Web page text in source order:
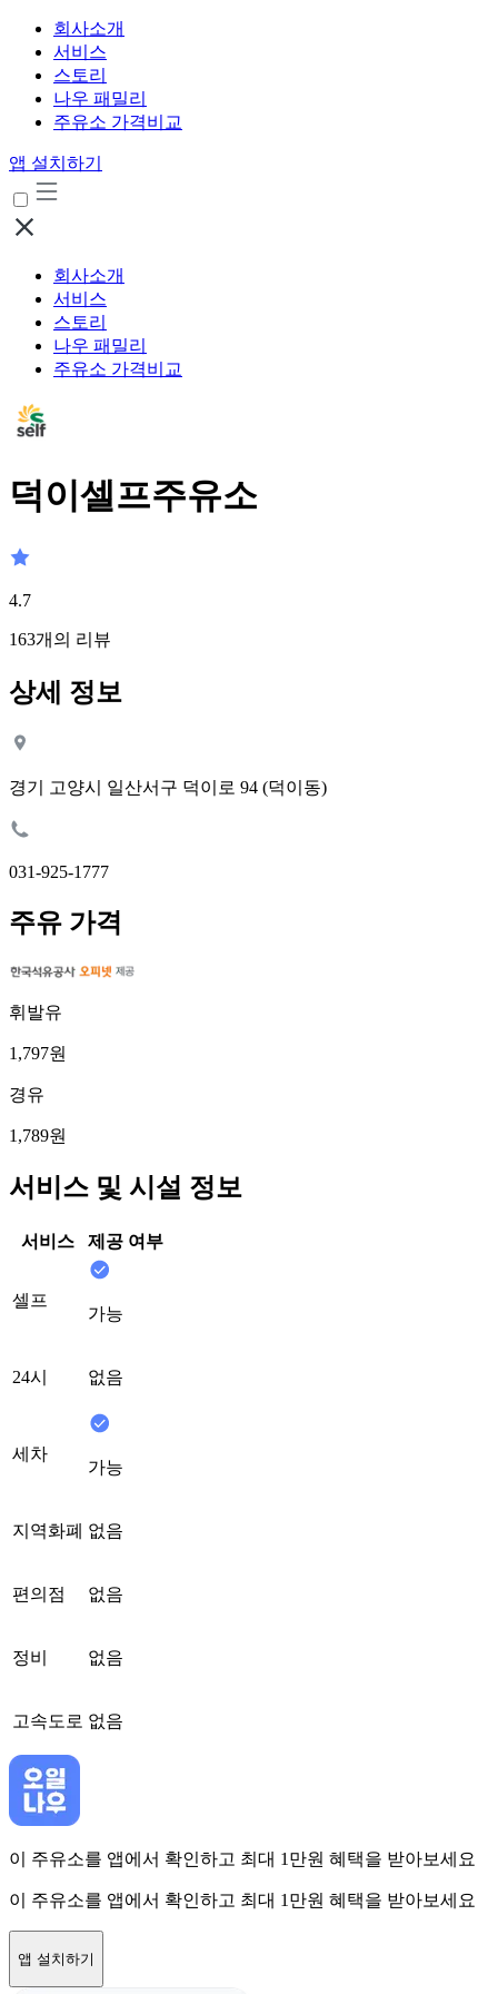
회사소개
서비스
스토리
나우 패밀리
주유소 가격비교
앱 설치하기
회사소개
서비스
스토리
나우 패밀리
주유소 가격비교
덕이셀프주유소
4.7
163개의 리뷰
상세 정보
경기 고양시 일산서구 덕이로 94 (덕이동)
031-925-1777
주유 가격
휘발유
1,797원
경유
1,789원
서비스 및 시설 정보
서비스 제공 여부
셀프
가능
24시 없음
세차
가능
지역화폐 없음
편의점 없음
정비 없음
고속도로 없음
이 주유소를 앱에서 확인하고 최대 1만원 혜택을 받아보세요
이 주유소를 앱에서 확인하고 최대 1만원 혜택을 받아보세요
앱 설치하기